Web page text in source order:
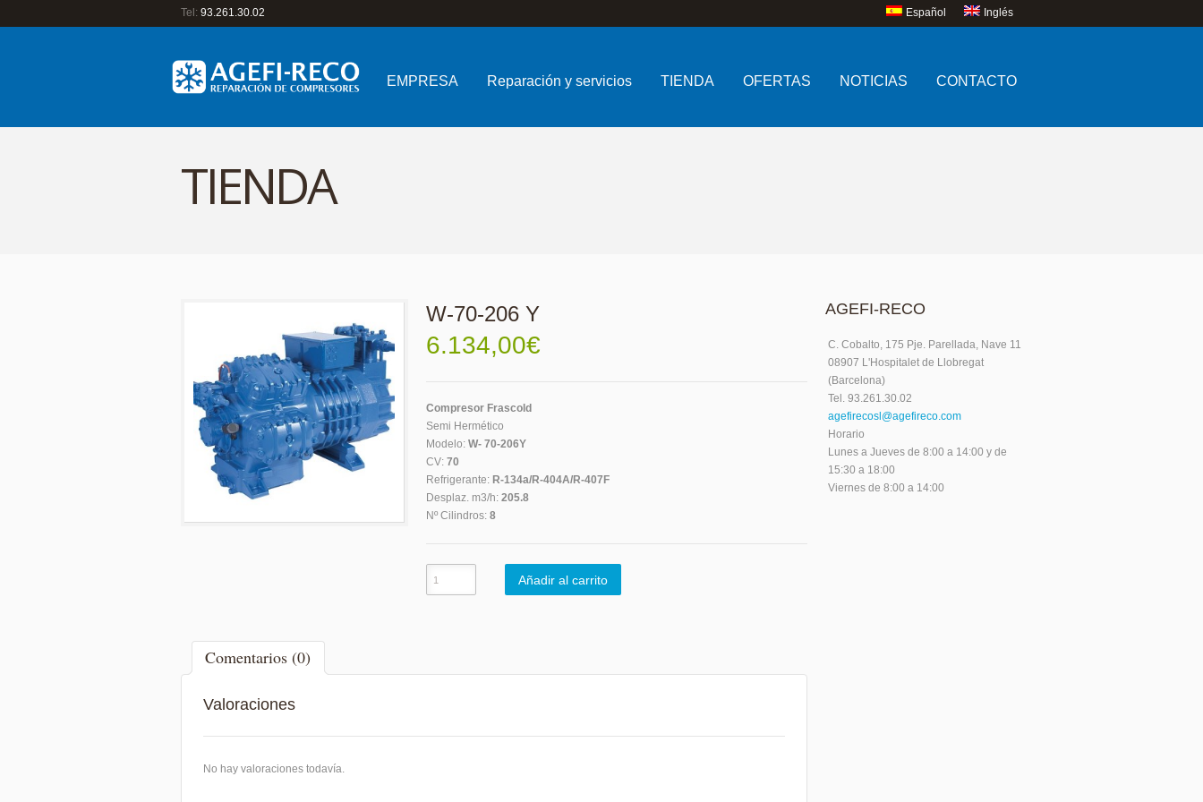
Tel: 93.261.30.02 Español Inglés
EMPRESA Reparación y servicios TIENDA OFERTAS NOTICIAS CONTACTO
TIENDA
W-70-206 Y
6.134,00€
Compresor Frascold
Semi Hermético
Modelo: W- 70-206Y
CV: 70
Refrigerante: R-134a/R-404A/R-407F
Desplaz. m3/h: 205.8
Nº Cilindros: 8
Añadir al carrito
Comentarios (0)
Valoraciones
No hay valoraciones todavía.
AGEFI-RECO
C. Cobalto, 175 Pje. Parellada, Nave 11
08907 L'Hospitalet de Llobregat
(Barcelona)
Tel. 93.261.30.02
agefirecosl@agefireco.com
Horario
Lunes a Jueves de 8:00 a 14:00 y de
15:30 a 18:00
Viernes de 8:00 a 14:00